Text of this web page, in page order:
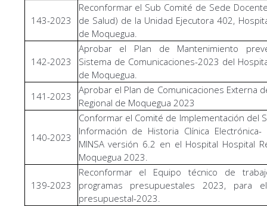
143-2023
Reconformar el Sub Comité de Sede
de Salud) de la Unidad Ejecutora 402,
de Moquegua.
142-2023
Aprobar el Plan de Mantenimiento
Sistema de Comunicaciones-2023 del
de Moquegua.
141-2023
Aprobar el Plan de Comunicaciones Externa
Regional de Moquegua 2023
140-2023
Conformar el Comité de Implementación del
Información de Historia Clínica Electrónica-
MINSA versión 6.2 en el Hospital Hospital
Moquegua 2023.
139-2023
Reconformar el Equipo técnico de
programas presupuestales 2023, para
presupuestal-2023.